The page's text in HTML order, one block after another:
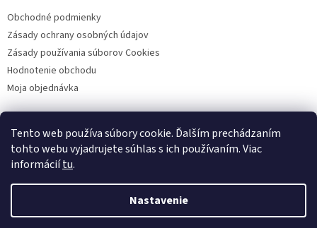
Tento web používa súbory cookie. Ďalším prechádzaním
tohto webu vyjadrujete súhlas s ich používaním. Viac
informáciítu.
Nastavenie
Obchodné podmienky
Zásady ochrany osobných údajov
Zásady používania súborov Cookies
Hodnotenie obchodu
Moja objednávka
Facebook
Vytvoril Shoptet